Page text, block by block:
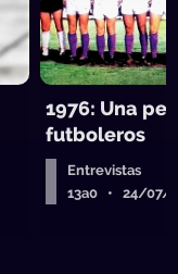
1976: Una
futboleros
Entrevistas
13a0 • 24/07/